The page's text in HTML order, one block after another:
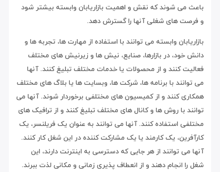
باعث می شوند که نقش و اهمیت بازاریابان وابسته بیشتر شود
و فرصت های شغلی آنها را گسترش دهد.
بازاریابان وابسته می توانند با استفاده از مهارت ها، تجربه ها و
دانش خود، در بازارها، صنایع، نیش ها و زیرنیش های مختلف
فعالیت کنند و از محصولات یا خدمات مختلف تبلیغ کنند. آنها
می توانند با برنامه ها، شرکت ها، وبسایت ها یا بلاگ های مختلف
همکاری کنند و از کمیسیون های مختلفی برخوردار شوند. آنها می
توانند با روش ها و کانال های مختلف تبلیغ کنند و از ترافیک های
مختلفی استفاده کنند. آنها می توانند به عنوان یک فریلنسر، یک
کارآفرین، یک کارمند یا یک مشارکت کننده در این شغل کار کنند.
آنها می توانند از هر جایی که دسترسی به اینترنت دارند، این
شغل را انجام دهند و از انعطاف پذیری زمانی و مکانی لذت ببرند.